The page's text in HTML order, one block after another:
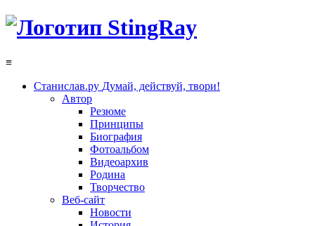
≡
Станислав.ру Думай, действуй, твори!
Автор
Резюме
Принципы
Биография
Фотоальбом
Видеоархив
Родина
Творчество
Веб-сайт
Новости